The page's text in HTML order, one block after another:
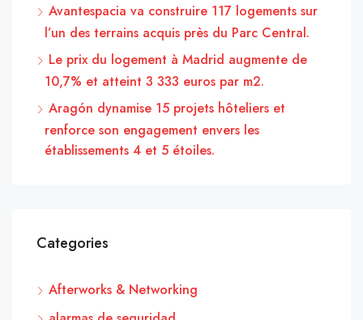
Avantespacia va construire 117 logements sur
l’un des terrains acquis près du Parc Central.
Le prix du logement à Madrid augmente de
10,7% et atteint 3 333 euros par m2.
Aragón dynamise 15 projets hôteliers et
renforce son engagement envers les
établissements 4 et 5 étoiles.
Categories
Afterworks & Networking